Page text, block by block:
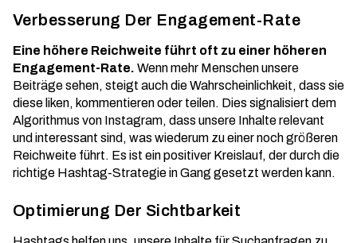
Verbesserung Der Engagement-Rate
Eine höhere Reichweite führt oft zu einer höheren
Engagement-Rate. Wenn mehr Menschen unsere
Beiträge sehen, steigt auch die Wahrscheinlichkeit, dass sie
diese liken, kommentieren oder teilen. Dies signalisiert dem
Algorithmus von Instagram, dass unsere Inhalte relevant
und interessant sind, was wiederum zu einer noch größeren
Reichweite führt. Es ist ein positiver Kreislauf, der durch die
richtige Hashtag-Strategie in Gang gesetzt werden kann.
Optimierung Der Sichtbarkeit